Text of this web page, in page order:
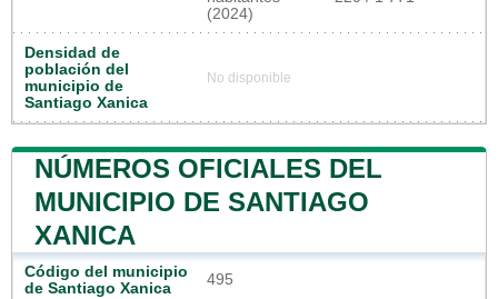
(2024)
Densidad de
población del
municipio de
Santiago Xanica
No disponible
NÚMEROS OFICIALES DEL
MUNICIPIO DE SANTIAGO
XANICA
Código del municipio
de Santiago Xanica
495